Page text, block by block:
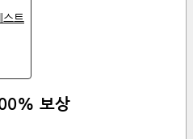
트
보상